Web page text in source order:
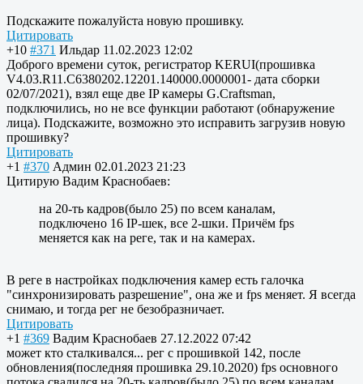
Подскажите пожалуйста новую прошивку.
Цитировать
+10 #371 Ильдар 11.02.2023 12:02
Доброго времени суток, регистратор KERUI(прошивка
V4.03.R11.C6380202.12201.140000.0000001- дата сборки
02/07/2021), взял еще две IP камеры G.Craftsman,
подключились, но не все функции работают (обнаружение
лица). Подскажите, возможно это исправить загрузив новую
прошивку?
Цитировать
+1 #370 Админ 02.01.2023 21:23
Цитирую Вадим Краснобаев:
на 20-ть кадров(было 25) по всем каналам,
подключено 16 IP-шек, все 2-шки. Причём fps
меняется как на реге, так и на камерах.
В реге в настройках подключения камер есть галочка
"синхронизировать разрешение", она же и fps меняет. Я всегда
снимаю, и тогда рег не безобразничает.
Цитировать
+1 #369 Вадим Краснобаев 27.12.2022 07:42
может кто сталкивался... рег с прошивкой 142, после
обновления(последняя прошивка 29.10.2020) fps основного